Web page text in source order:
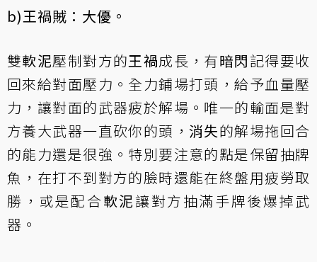
b)王禍賊：大優。
雙軟泥壓制對方的王禍成長，有暗閃記得要收
回來給對面壓力。全力鋪場打頭，給予血量壓
力，讓對面的武器疲於解場。唯一的輸面是對
方養大武器一直砍你的頭， 消失的解場拖回合
的能力還是很強。特別要注意的點是保留抽牌
魚，在打不到對方的臉時還能在終盤用疲勞取
勝，或是配合軟泥讓對方抽滿手牌後爆掉武
器。